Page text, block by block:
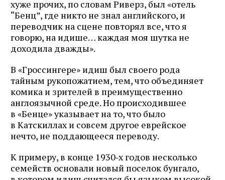
хуже прочих, по словам Риверз, был «отель
“Бенц”, где никто не знал английского, и
переводчик на сцене повторял все, что я
говорю, на идише… каждая моя шутка не
доходила дважды».
В «Гроссингере» идиш был своего рода
тайным рукопожатием, тем, что объединяет
комика и зрителей в преимущественно
англоязычной среде. Но происходившее
в «Бенце» указывает на то, что было
в Катскиллах и совсем другое еврейское
нечто, не поддающееся переводу.
К примеру, в конце 1930‑х годов несколько
семейств основали новый поселок бунгало,